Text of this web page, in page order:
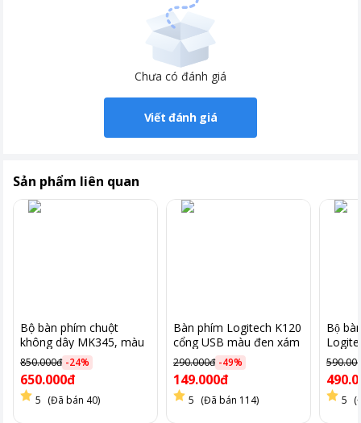
Chưa có đánh giá
Viết đánh giá
Sản phẩm liên quan
Bộ bàn phím chuột
không dây MK345, màu
đen
850.000đ -24%
650.000đ
5 (Đã bán 40)
Bàn phím Logitech K120
cổng USB màu đen xám
290.000đ -49%
149.000đ
5 (Đã bán 114)
Bộ
5